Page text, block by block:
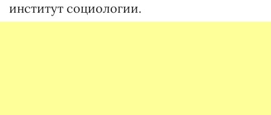
институт социологии.